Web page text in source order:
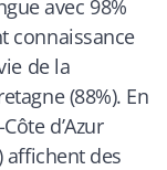
avec 98%
connaissance
de la
(88%). En
d’Azur
affichent des